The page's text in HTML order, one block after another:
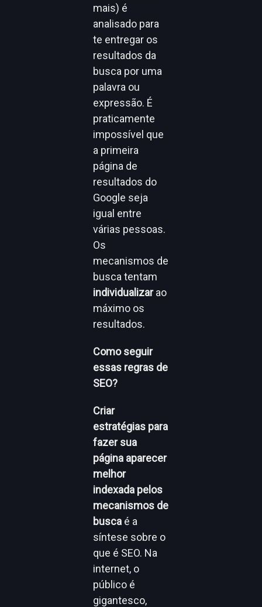
mais) é
analisado para
te entregar os
resultados da
busca por uma
palavra ou
expressão. É
praticamente
impossível que
a primeira
página de
resultados do
Google seja
igual entre
várias pessoas.
Os
mecanismos de
busca tentam
individualizarao
máximo os
resultados.
Como seguir
essas regras de
SEO?
Criar
estratégias para
fazer sua
página aparecer
melhor
indexada pelos
mecanismos de
busca é a
síntese sobre o
que é SEO. Na
internet, o
público é
gigantesco,